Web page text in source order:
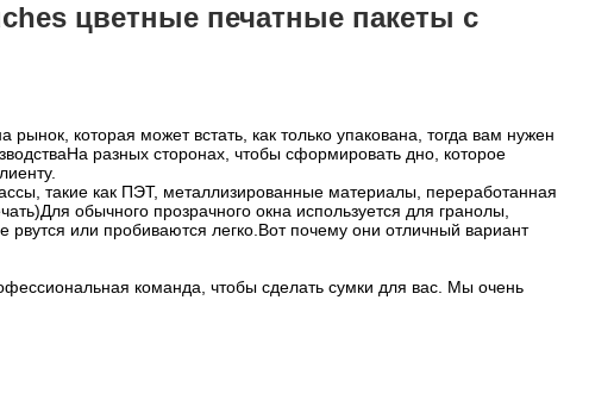
цветные печатные пакеты с
которая может встать, как только упакована, тогда вам нужен
разных сторонах, чтобы сформировать дно, которое
такие как ПЭТ, металлизированные материалы, переработанная
обычного прозрачного окна используется для гранолы,
или пробиваются легко.Вот почему они отличный вариант
команда, чтобы сделать сумки для вас. Мы очень